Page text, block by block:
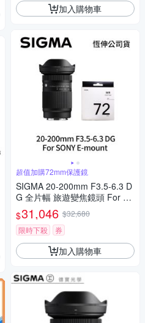
加入購物車
超值加購72mm保護鏡
SIGMA 20-200mm F3.5-6.3 D
G 全片幅 旅遊變焦鏡頭 For S
ONY E-mount + SIGMA WR U
V 72mm 最頂級保護鏡 (公司
貨)
$31,046 $32,680
限時下殺
券
加入購物車